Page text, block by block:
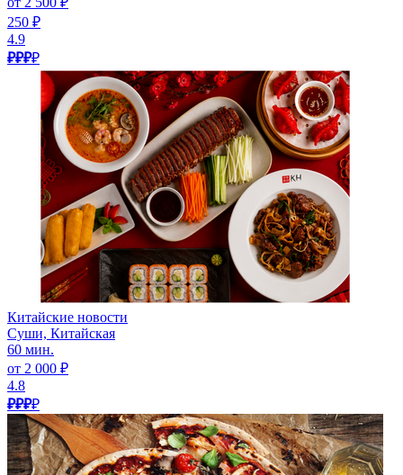
250 ₽
4.9
₽₽₽₽
Китайские новости
Суши, Китайская
60 мин.
от 2 000 ₽
4.8
₽₽₽₽